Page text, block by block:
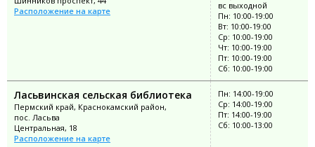
Расположение на карте
вс выходной
Пн: 10:00-19:00
Вт: 10:00-19:00
Ср: 10:00-19:00
Чт: 10:00-19:00
Пт: 10:00-19:00
Сб: 10:00-19:00
Ласьвинская сельская библиотека
Пермский край, Краснокамский район,
пос. Ласьва
Центральная, 18
Расположение на карте
Пн: 14:00-19:00
Ср: 14:00-19:00
Пт: 14:00-19:00
Сб: 10:00-13:00